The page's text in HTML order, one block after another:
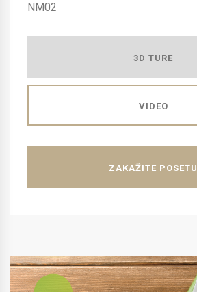
NM02
3D TURE
VIDEO
ZAKAŽITE POSETU